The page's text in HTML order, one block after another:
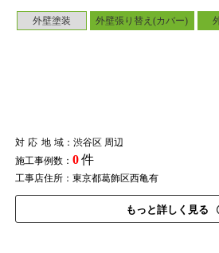
外壁塗装 外壁張り替え(カバー)
対応地域：渋谷区 周辺
施工事例数： 0件
工事店住所：東京都葛飾区西亀有
もっと詳しく見る